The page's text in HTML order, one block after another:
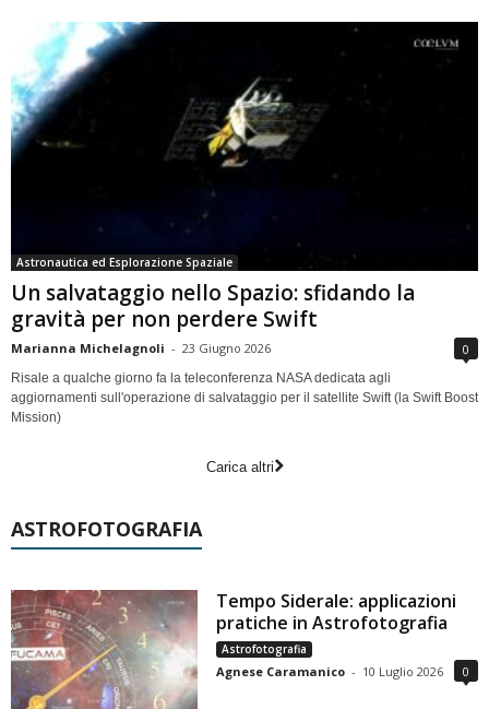
Astronautica ed Esplorazione Spaziale
Un salvataggio nello Spazio: sfidando la
gravità per non perdere Swift
Marianna Michelagnoli - 23 Giugno 2026 0
Risale a qualche giorno fa la teleconferenza NASA dedicata agli
aggiornamenti sull'operazione di salvataggio per il satellite Swift (la Swift Boost
Mission)
Carica altri
ASTROFOTOGRAFIA
Tempo Siderale: applicazioni
pratiche in Astrofotografia
Astrofotografia
Agnese Caramanico - 10 Luglio 2026 0